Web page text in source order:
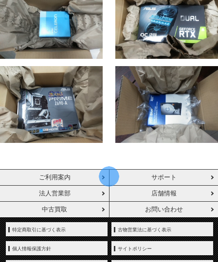
ご利用案内 サポート
法人営業部 店舗情報
中古買取 お問い合わせ
特定商取引に基づく表示 古物営業法に基づく表示
個人情報保護方針 サイトポリシー